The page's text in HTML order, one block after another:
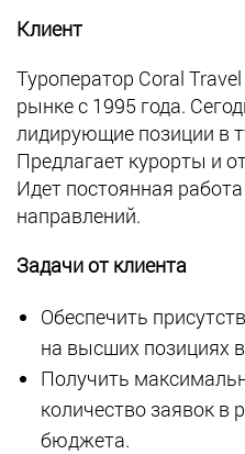
Клиент
Туроператор Coral
рынке с 1995 года.
лидирующие позиции в
Предлагает курорты и
Идет постоянная
направлений.
Задачи от клиента
Обеспечить
на высших позициях
Получить
количество заявок в
бюджета.